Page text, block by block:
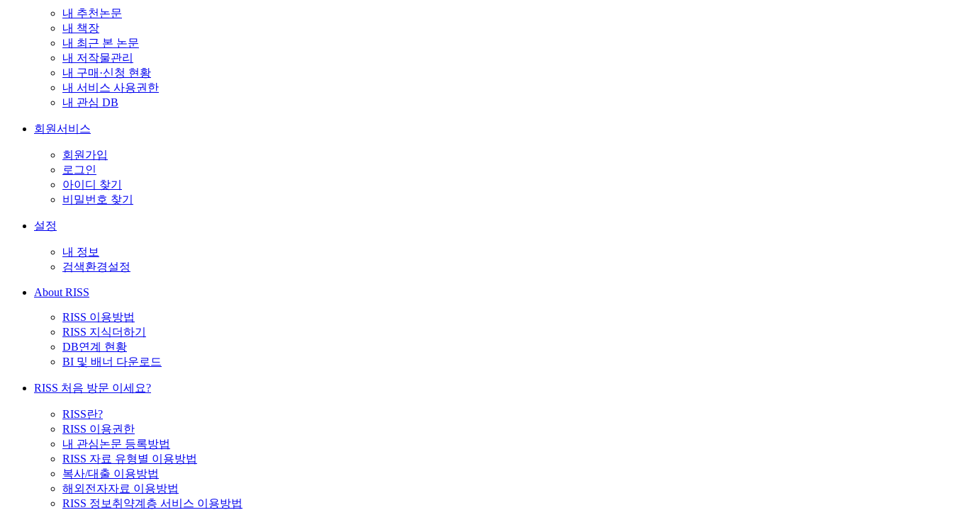
내 추천논문
내 책장
내 최근 본 논문
내 저작물관리
내 구매·신청 현황
내 서비스 사용권한
내 관심 DB
회원서비스
회원가입
로그인
아이디 찾기
비밀번호 찾기
설정
내 정보
검색환경설정
About RISS
RISS 이용방법
RISS 지식더하기
DB연계 현황
BI 및 배너 다운로드
RISS 처음 방문 이세요?
RISS란?
RISS 이용권한
내 관심논문 등록방법
RISS 자료 유형별 이용방법
복사/대출 이용방법
해외전자자료 이용방법
RISS 정보취약계층 서비스 이용방법